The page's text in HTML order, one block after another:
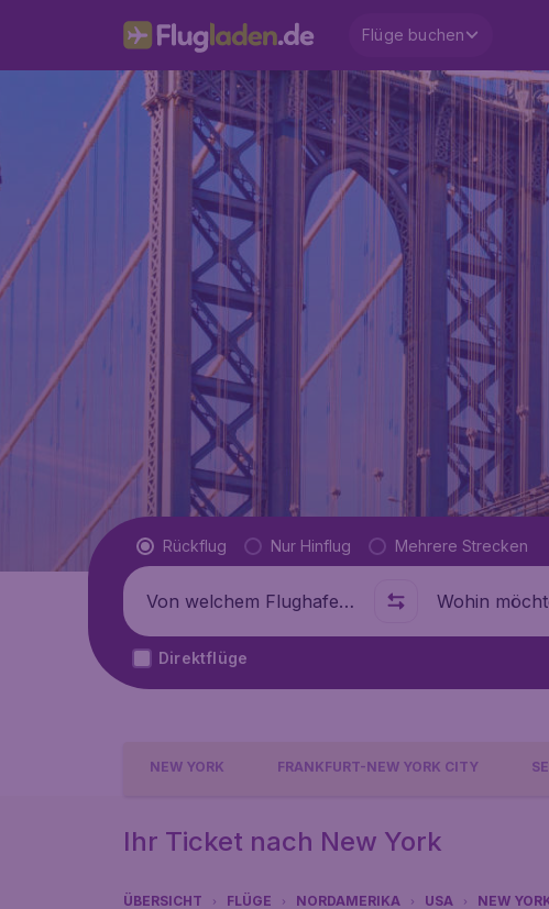
Flüge buchen
Flugtyp
Rückflug Nur Hinflug Mehrere Strecken
Abflug von Wohin
Direktflüge
NEW YORK FRANKFURT-NEW YORK CITY
Ihr Ticket nach New York
ÜBERSICHT FLÜGE NORDAMERIKA USA NEW